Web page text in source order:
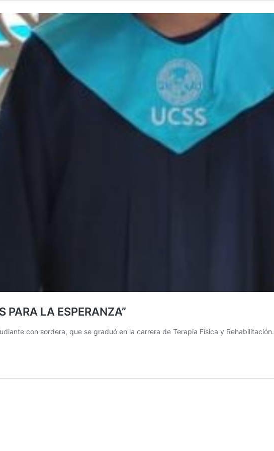
PARA LA ESPERANZA”
con sordera, que se graduó en la carrera de Terapia Física y Rehabilitación.